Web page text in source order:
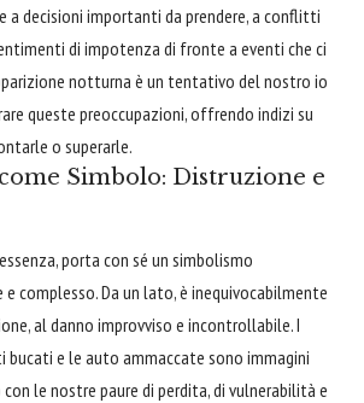
a decisioni importanti da prendere, a conflitti
di impotenza di fronte a eventi che ci
notturna è un tentativo del nostro io
queste preoccupazioni, offrendo indizi su
o superarle.
Simbolo: Distruzione e
porta con sé un simbolismo
complesso. Da un lato, è inequivocabilmente
al danno improvviso e incontrollabile. I
e le auto ammaccate sono immagini
le nostre paure di perdita, di vulnerabilità e